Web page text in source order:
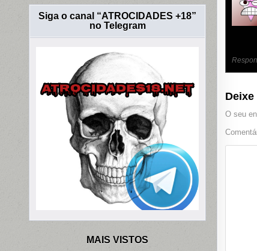
O seu
Siga o canal “ATROCIDADES +18”
no Telegram
MAIS VISTOS